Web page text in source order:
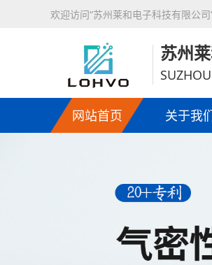
欢迎访问“苏州莱和电子科技有限公司
苏州
网站首页 关于我